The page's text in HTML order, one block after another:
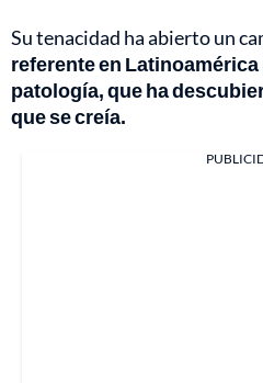
Su tenacidad ha abierto un
referente en
patología, que ha
que se creía.